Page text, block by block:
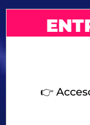
👉